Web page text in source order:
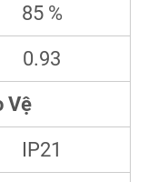
85 %
0.93
Vệ
IP21